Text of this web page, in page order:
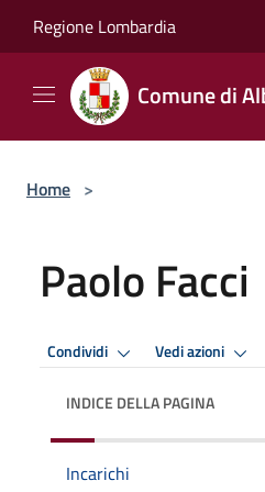
Regione Lombardia
Comune di
Home >
Paolo Facci
Condividi Vedi azioni
INDICE DELLA PAGINA
Incarichi